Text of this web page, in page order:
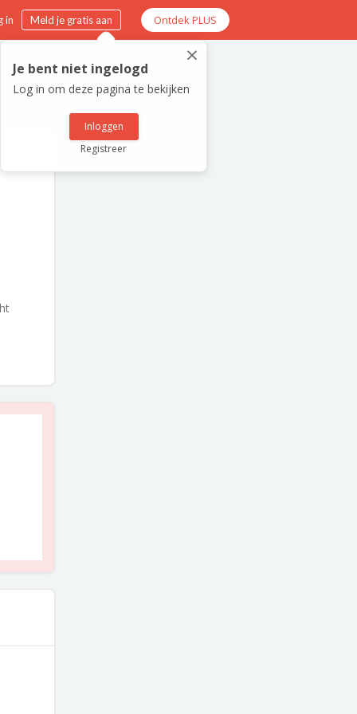
in Meld je gratis aan Ontdek PLUS
×
Je bent niet ingelogd
Log in om deze pagina te bekijken
Inloggen
Registreer